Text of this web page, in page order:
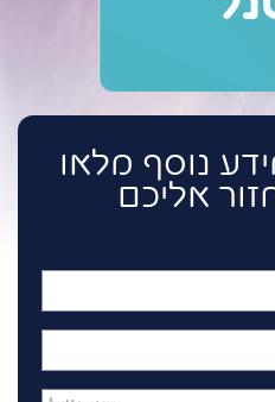
נוסף מלאו
אליכם